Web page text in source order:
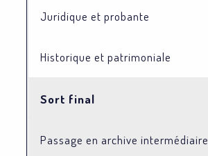
Juridique et probante
Historique et patrimoniale
Sort final
Passage en archive intermédiaire